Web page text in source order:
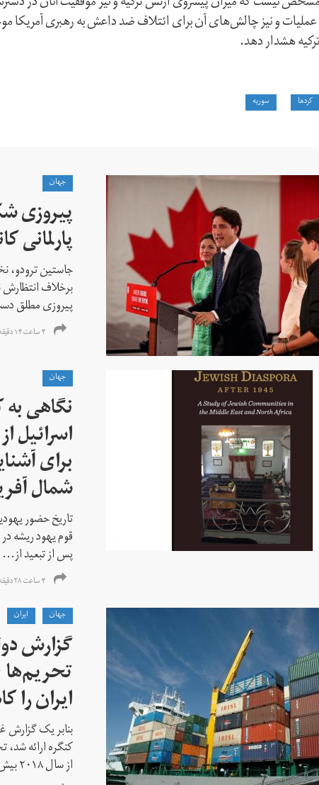
و نیز چالش‌های آن برای ائتلاف ضد داعش به رهبری آمریکا
هشدار دهد.
کردها سوریه
جهان
پیروزی
پارلمانی
جاستین ترودو،
برخلاف انتظارش
پیروزی مطلق
۴ ساعت ۱۴ دقیقه پیش
جهان
نگاهی
برای
شمال
تاریخ حضور
قوم یهود ریشه
پس از تبعید از...
۴ ساعت ۲۸ دقیقه پیش
جهان
ايران
گزارش
ایران را
بنابر یک گزارش
کنگره ارائه
از سال ۲۰۱۸ بیش از ۷۰...